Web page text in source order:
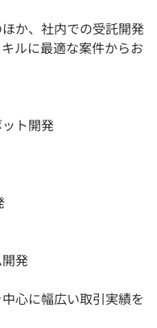
か、社内での受託開発
ルに最適な案件からお
ト開発
発
心に幅広い取引実績を